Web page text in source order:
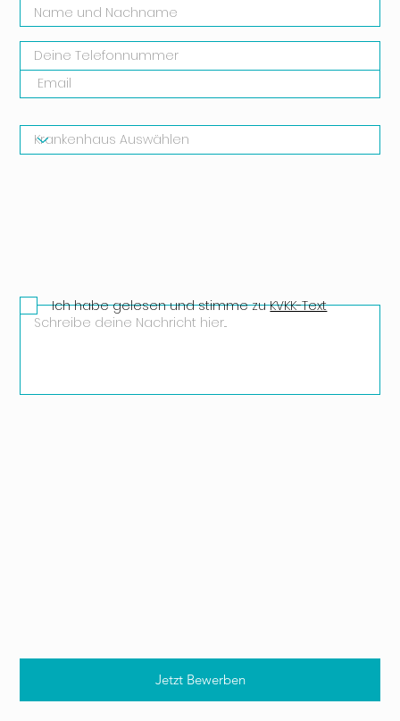
Jetzt Bewerben
Ich habe gelesen und stimme zu KVKK-Text